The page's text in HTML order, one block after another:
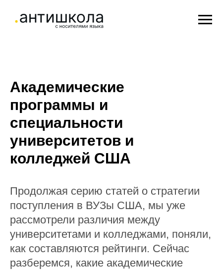
Академические
программы и
специальности
университетов и
колледжей США
Продолжая серию статей о стратегии
поступления в ВУЗы США, мы уже
рассмотрели различия между
университетами и колледжами, поняли,
как составляются рейтинги. Сейчас
разберемся, какие академические